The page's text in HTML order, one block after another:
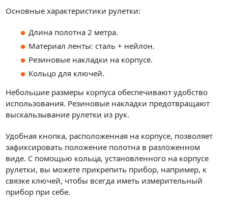
Основные характеристики рулетки:
Длина полотна 2 метра.
Материал ленты: сталь + нейлон.
Резиновые накладки на корпусе.
Кольцо для ключей.
Небольшие размеры корпуса обеспечивают удобство
использования. Резиновые накладки предотвращают
выскальзывание рулетки из рук.
Удобная кнопка, расположенная на корпусе, позволяет
зафиксировать положение полотна в разложенном
виде. С помощью кольца, установленного на корпусе
рулетки, вы можете прикрепить прибор, например, к
связке ключей, чтобы всегда иметь измерительный
прибор при себе.